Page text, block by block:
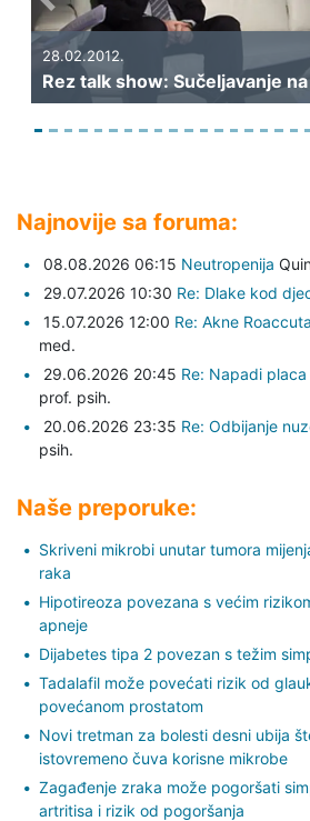
28.02.2012.
Rez talk show: Sučeljavanje
Previous
Najnovije sa foruma:
08.08.2026 06:15 Neutropenija
29.07.2026 10:30 Re: Dlake kod
15.07.2026 12:00 Re: Akne
med.
29.06.2026 20:45 Re: Napadi
prof. psih.
20.06.2026 23:35 Re: Odbijanje
psih.
Naše preporuke:
Skriveni mikrobi unutar tumora
raka
Hipotireoza povezana s većim
apneje
Dijabetes tipa 2 povezan s težim
Tadalafil može povećati rizik od
povećanom prostatom
Novi tretman za bolesti desni ubija
istovremeno čuva korisne mikrobe
Zagađenje zraka može pogoršati
artritisa i rizik od pogoršanja